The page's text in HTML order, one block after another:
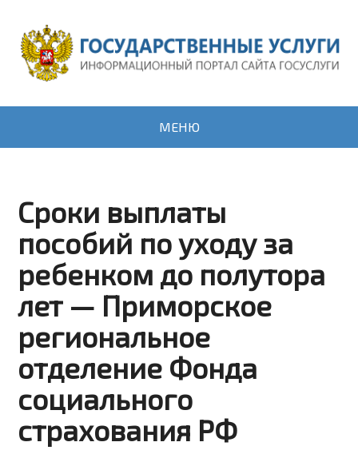
МЕНЮ
Сроки выплаты
пособий по уходу за
ребенком до полутора
лет — Приморское
региональное
отделение Фонда
социального
страхования РФ